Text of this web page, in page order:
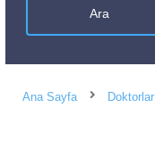
Ana Sayfa Doktorlar